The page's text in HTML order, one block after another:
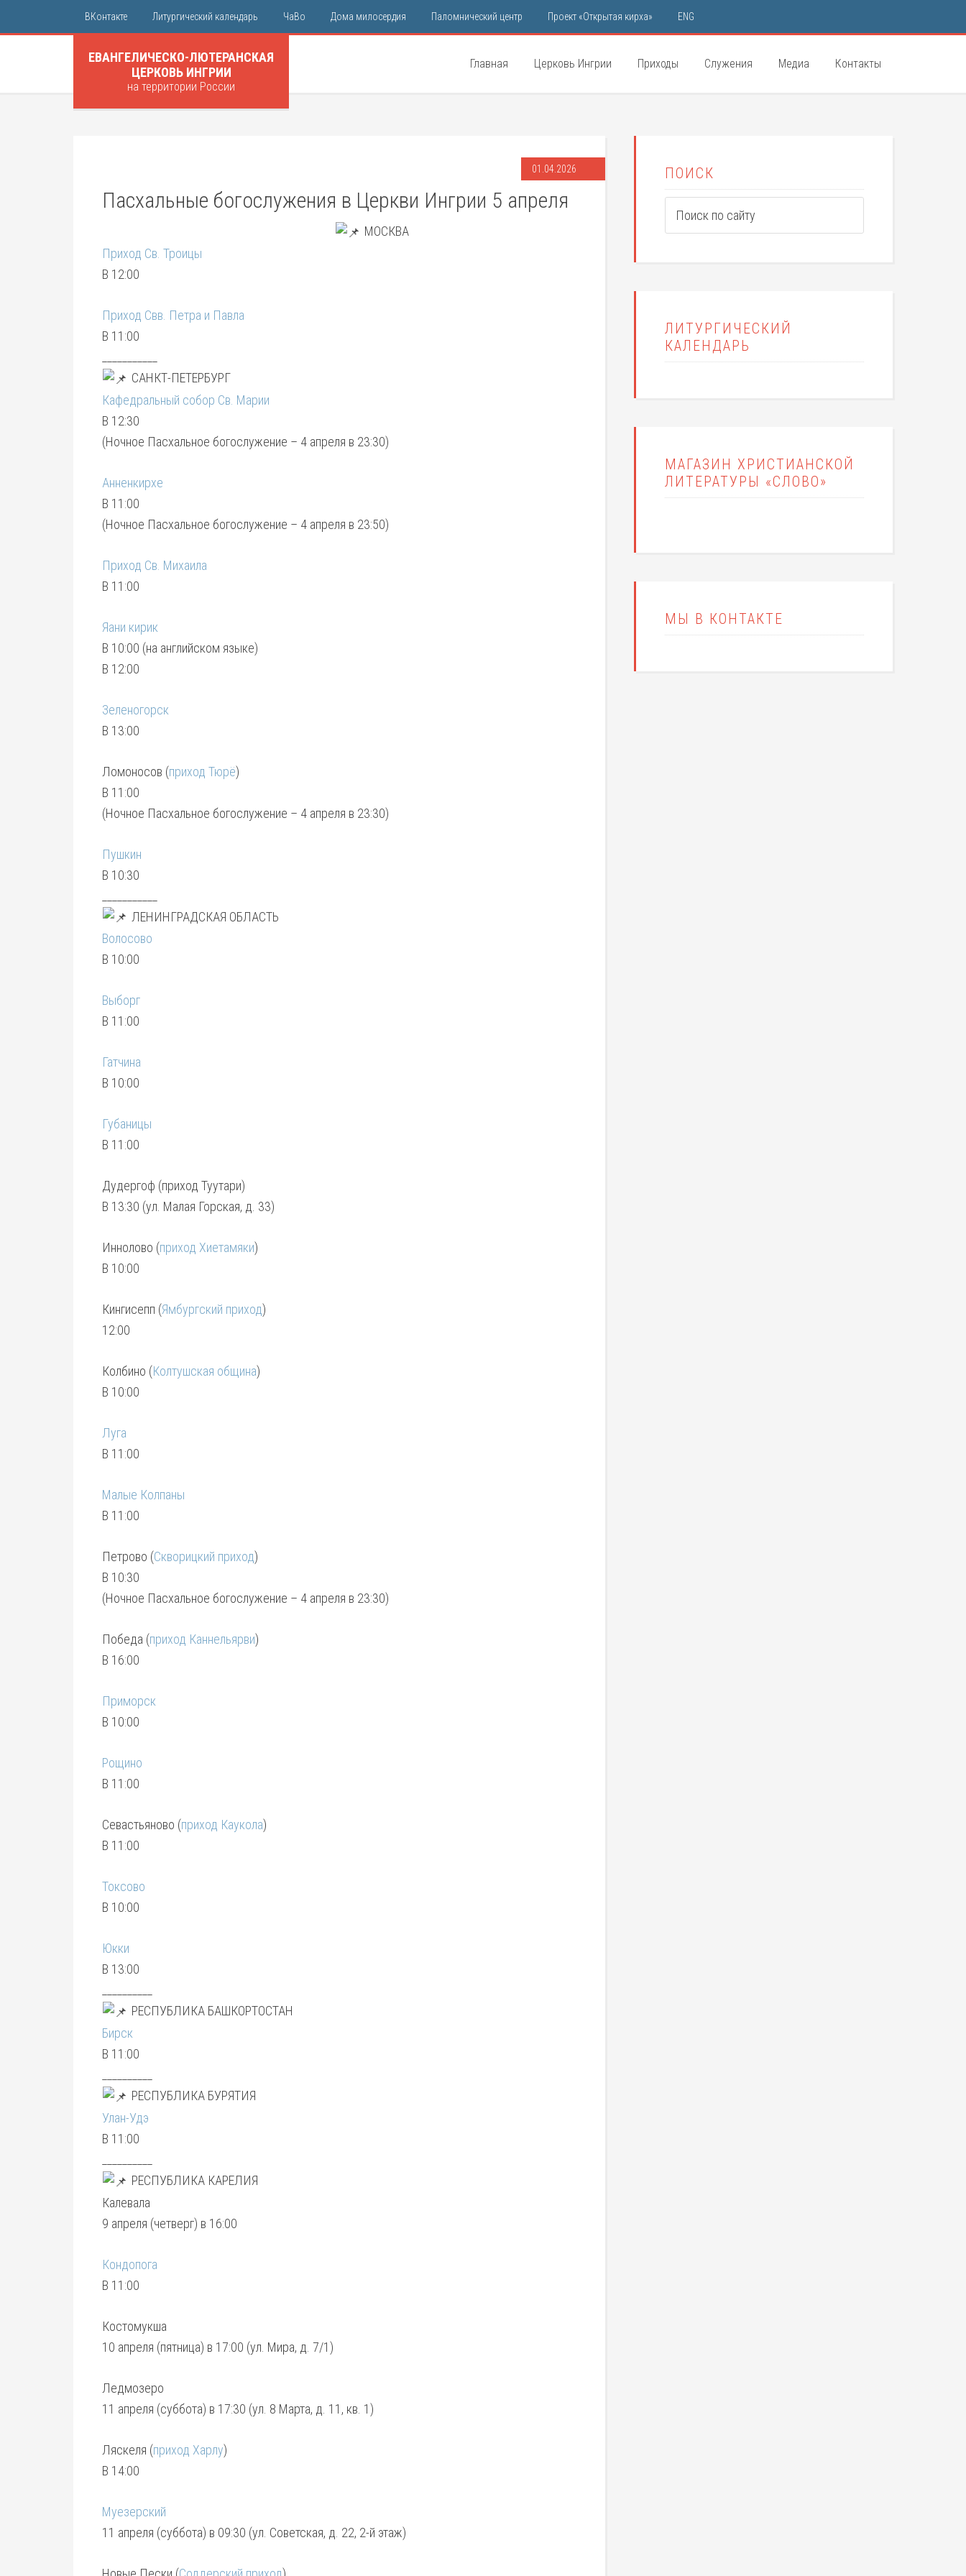
ВКонтакте Литургический календарь ЧаВо Дома милосердия Паломнический центр Проект «Открытая кирха» ENG
ЕВАНГЕЛИЧЕСКО-ЛЮТЕРАНСКАЯ
ЦЕРКОВЬ ИНГРИИ
на территории России
Главная Церковь Ингрии Приходы Служения Медиа Контакты
01.04.2026
Пасхальные богослужения в Церкви Ингрии 5 апреля
МОСКВА
Приход Св. Троицы
В 12:00
Приход Свв. Петра и Павла
В 11:00
САНКТ-ПЕТЕРБУРГ
Кафедральный собор Св. Марии
В 12:30
(Ночное Пасхальное богослужение – 4 апреля в 23:30)
Анненкирхе
В 11:00
(Ночное Пасхальное богослужение – 4 апреля в 23:50)
Приход Св. Михаила
В 11:00
Яани кирик
В 10:00 (на английском языке)
В 12:00
Зеленогорск
В 13:00
Ломоносов (приход Тюрё)
В 11:00
(Ночное Пасхальное богослужение – 4 апреля в 23:30)
Пушкин
В 10:30
ЛЕНИНГРАДСКАЯ ОБЛАСТЬ
Волосово
В 10:00
Выборг
В 11:00
Гатчина
В 10:00
Губаницы
В 11:00
Дудергоф (приход Туутари)
В 13:30 (ул. Малая Горская, д. 33)
Иннолово (приход Хиетамяки)
В 10:00
Кингисепп (Ямбургский приход)
12:00
Колбино (Колтушская община)
В 10:00
Луга
В 11:00
Малые Колпаны
В 11:00
Петрово (Скворицкий приход)
В 10:30
(Ночное Пасхальное богослужение – 4 апреля в 23:30)
Победа (приход Каннельярви)
В 16:00
Приморск
В 10:00
Рощино
В 11:00
Севастьяново (приход Каукола)
В 11:00
Токсово
В 10:00
Юкки
В 13:00
РЕСПУБЛИКА БАШКОРТОСТАН
Бирск
В 11:00
РЕСПУБЛИКА БУРЯТИЯ
Улан-Удэ
В 11:00
РЕСПУБЛИКА КАРЕЛИЯ
Калевала
9 апреля (четверг) в 16:00
Кондопога
В 11:00
Костомукша
10 апреля (пятница) в 17:00 (ул. Мира, д. 7/1)
Ледмозеро
11 апреля (суббота) в 17:30 (ул. 8 Марта, д. 11, кв. 1)
Ляскеля (приход Харлу)
В 14:00
Муезерский
11 апреля (суббота) в 09:30 (ул. Советская, д. 22, 2-й этаж)
ПОИСК
ЛИТУРГИЧЕСКИЙ
КАЛЕНДАРЬ
МАГАЗИН ХРИСТИАНСКОЙ
ЛИТЕРАТУРЫ «СЛОВО»
МЫ В КОНТАКТЕ